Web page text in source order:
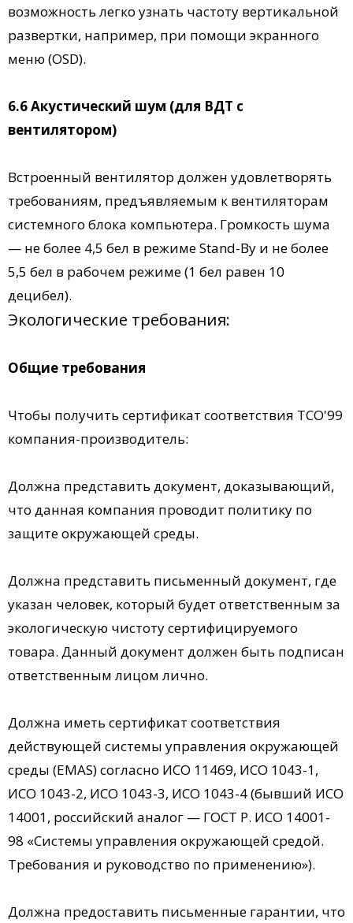
возможность легко узнать частоту вертикальной
развертки, например, при помощи экранного
меню (OSD).
6.6 Акустический шум (для ВДТ с
вентилятором)
Встроенный вентилятор должен удовлетворять
требованиям, предъявляемым к вентиляторам
системного блока компьютера. Громкость шума
— не более 4,5 бел в режиме Stand-By и не более
5,5 бел в рабочем режиме (1 бел равен 10
децибел).
Экологические требования:
Общие требования
Чтобы получить сертификат соответствия TCO'99
компания-производитель:
Должна представить документ, доказывающий,
что данная компания проводит политику по
защите окружающей среды.
Должна представить письменный документ, где
указан человек, который будет ответственным за
экологическую чистоту сертифицируемого
товара. Данный документ должен быть подписан
ответственным лицом лично.
Должна иметь сертификат соответствия
действующей системы управления окружающей
среды (EMAS) согласно ИСО 11469, ИСО 1043-1,
ИСО 1043-2, ИСО 1043-3, ИСО 1043-4 (бывший ИСО
14001, российский аналог — ГОСТ Р. ИСО 14001-
98 «Системы управления окружающей средой.
Требования и руководство по применению»).
Должна предоставить письменные гарантии, что